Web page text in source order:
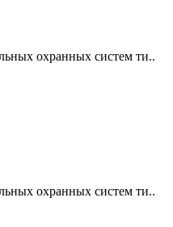
охранных систем ти..
охранных систем ти..